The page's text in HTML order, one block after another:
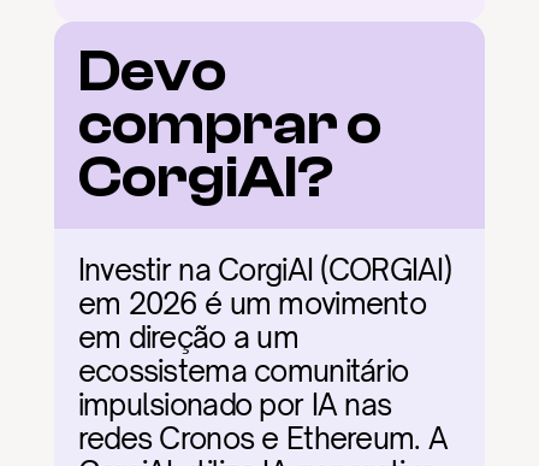
Devo
comprar o
CorgiAI?
Investir na CorgiAI (CORGIAI)
em 2026 é um movimento
em direção a um
ecossistema comunitário
impulsionado por IA nas
redes Cronos e Ethereum. A